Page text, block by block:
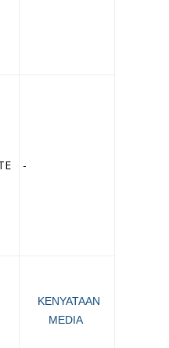
-
KENYATAAN
MEDIA